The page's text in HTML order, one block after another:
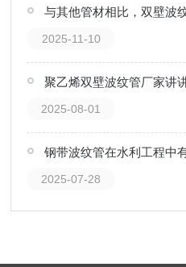
与其他管材相比，双壁波
2025-11-10
聚乙烯双壁波纹管厂家讲
2025-08-01
钢带波纹管在水利工程中
2025-07-28